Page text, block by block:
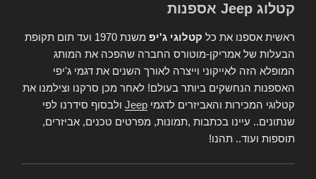
קטלוג Jeep אספנות
ראשית אספנו את כל קטלוגי ג'יפ
משנת 1970 ועד תום תקופת
הבעלות של אמריקן-מוטורס החברה שהפכה את המותג
המופלא הזה לאייקוני וייצרה לאורך השנים את דגמי ג'יפי
האספנות הנחשקים ביותר בעולם! לאחר מכן סרקנו וצילמנו את
קטלוגי המכירות והאביזרים לדגמי Jeep ולבסוף סידרנו לפי
שנתונים.. עיינו בכתבות ,תמונות, מפרטים טכנים, אביזרים,
תוספות ועוד.. תהנו!